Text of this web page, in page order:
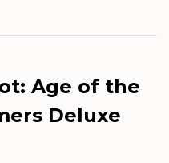
Age of the
Deluxe